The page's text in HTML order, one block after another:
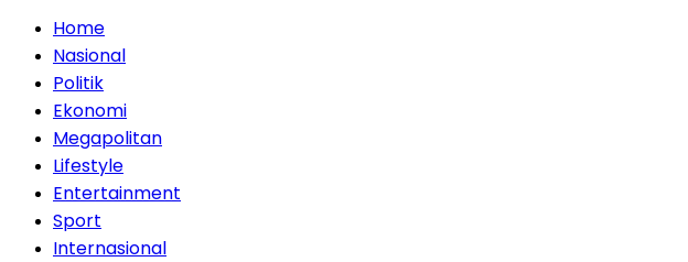
Home
Nasional
Politik
Ekonomi
Megapolitan
Lifestyle
Entertainment
Sport
Internasional